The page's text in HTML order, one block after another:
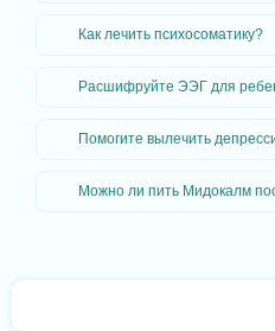
Как лечить психосоматику?
Расшифруйте ЭЭГ для
Помогите вылечить
Можно ли пить Мидокалм